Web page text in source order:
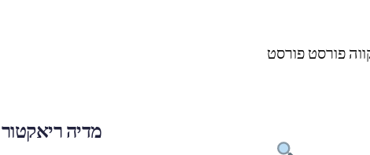
מדיה ריאקטור 110 אקווה פורסט פורסט